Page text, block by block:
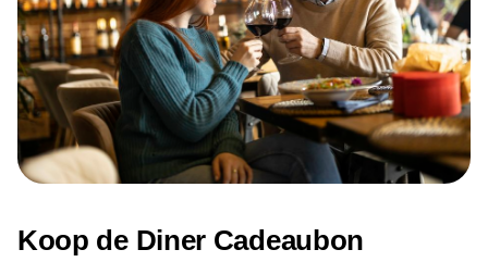
Koop de Diner Cadeaubon